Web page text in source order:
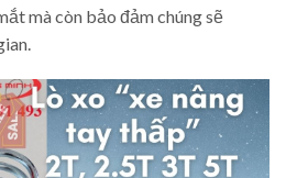
mà còn bảo đảm chúng sẽ